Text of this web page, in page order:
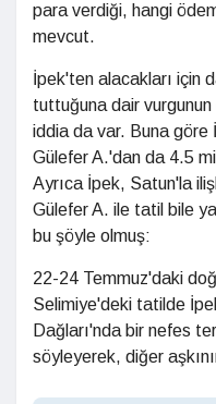
para verdiği, hangi
mevcut.
İpek'ten alacakları için
tuttuğuna dair
iddia da var. Buna göre
Gülefer A.'dan da 4.5
Ayrıca İpek, Satun'la
Gülefer A. ile tatil bile
bu şöyle olmuş:
22-24 Temmuz'daki
Selimiye'deki tatilde
Dağları'nda bir nefes
söyleyerek, diğer